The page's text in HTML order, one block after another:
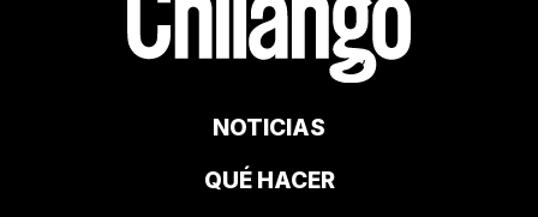
NOTICIAS
QUÉ HACER